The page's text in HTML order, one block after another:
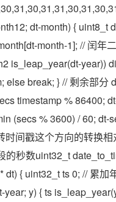
dt-month) { uint8_t
month-1]; // 闰年
is_leap_year(dt-year))
else break; } // 剩余部分
timestamp % 86400;
(secs % 3600) / 60; dt-
时间戳这个方向的转换
的秒数uint32_t
dt) { uint32_t ts 0; // 累加
year; y) { ts